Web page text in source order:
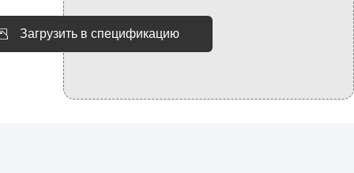
Загрузить в спецификацию